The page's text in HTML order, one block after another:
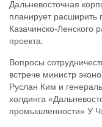
Дальневосточная
планирует расширить
Казачинско-Ленского
проекта.
Вопросы
встрече министр
Руслан Ким и
холдинга
промышленности» У